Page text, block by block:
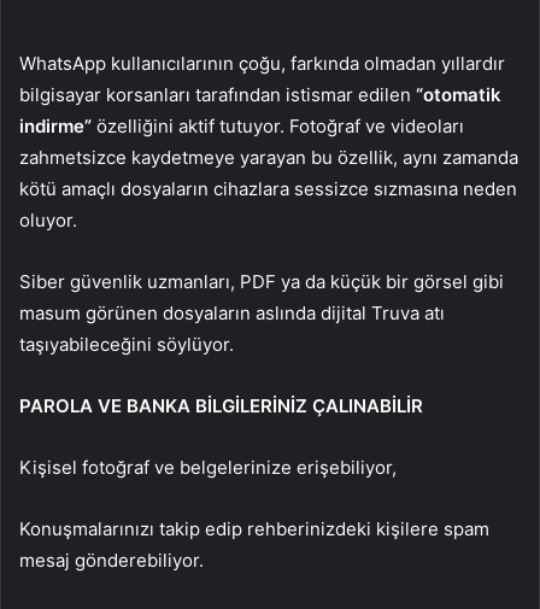
WhatsApp kullanıcılarının çoğu, farkında olmadan yıllardır
bilgisayar korsanları tarafından istismar edilen “otomatik
indirme” özelliğini aktif tutuyor. Fotoğraf ve videoları
zahmetsizce kaydetmeye yarayan bu özellik, aynı zamanda
kötü amaçlı dosyaların cihazlara sessizce sızmasına neden
oluyor.
Siber güvenlik uzmanları, PDF ya da küçük bir görsel gibi
masum görünen dosyaların aslında dijital Truva atı
taşıyabileceğini söylüyor.
PAROLA VE BANKA BİLGİLERİNİZ ÇALINABİLİR
Kişisel fotoğraf ve belgelerinize erişebiliyor,
Konuşmalarınızı takip edip rehberinizdeki kişilere spam
mesaj gönderebiliyor.